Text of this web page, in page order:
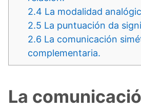
2.4 La modalidad
2.5 La puntuación da
2.6 La comunicación
complementaria.
La